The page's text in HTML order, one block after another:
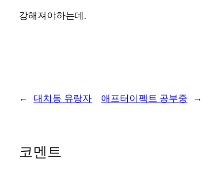
강해져야하는데.
← 대치동 유랑자 애프터이펙트 공부중 →
코멘트